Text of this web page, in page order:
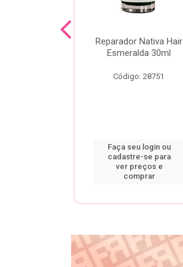
Reparador Nativa Hair
Esmeralda 30ml
Código: 28751
Faça seu login ou
cadastre-se para
ver preços e
comprar